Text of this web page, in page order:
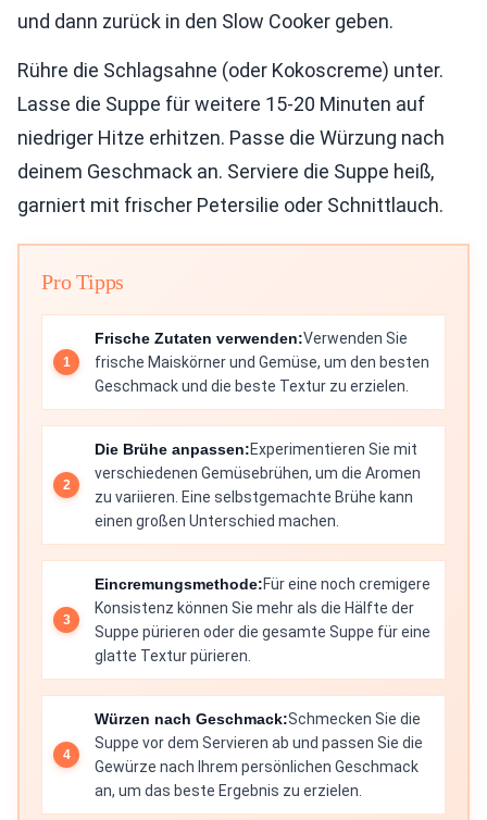
und dann zurück in den Slow Cooker geben.
Rühre die Schlagsahne (oder Kokoscreme) unter.
Lasse die Suppe für weitere 15-20 Minuten auf
niedriger Hitze erhitzen. Passe die Würzung nach
deinem Geschmack an. Serviere die Suppe heiß,
garniert mit frischer Petersilie oder Schnittlauch.
Pro Tipps
Frische Zutaten verwenden:Verwenden Sie
frische Maiskörner und Gemüse, um den besten
Geschmack und die beste Textur zu erzielen.
Die Brühe anpassen:Experimentieren Sie mit
verschiedenen Gemüsebrühen, um die Aromen
zu variieren. Eine selbstgemachte Brühe kann
einen großen Unterschied machen.
Eincremungsmethode:Für eine noch cremigere
Konsistenz können Sie mehr als die Hälfte der
Suppe pürieren oder die gesamte Suppe für eine
glatte Textur pürieren.
Würzen nach Geschmack:Schmecken Sie die
Suppe vor dem Servieren ab und passen Sie die
Gewürze nach Ihrem persönlichen Geschmack
an, um das beste Ergebnis zu erzielen.